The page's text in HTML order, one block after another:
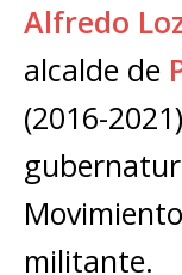
Alfredo
alcalde de
(2016-
militante.